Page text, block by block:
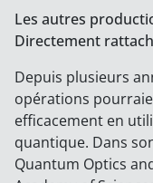
Les autres
Directement
Depuis plusieurs
opérations
efficacement en
quantique. Dans
Quantum Optics